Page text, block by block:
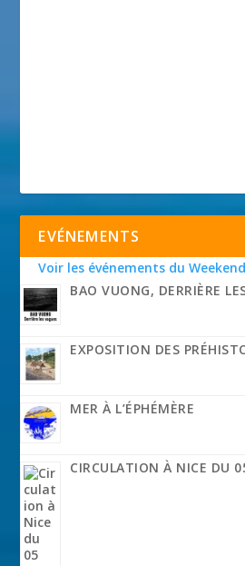
EVÉNEMENTS
Voir les événements du
BAO VUONG, DERRIÈRE
EXPOSITION DES
MER À L’ÉPHÉMÈRE
CIRCULATION À NICE DU